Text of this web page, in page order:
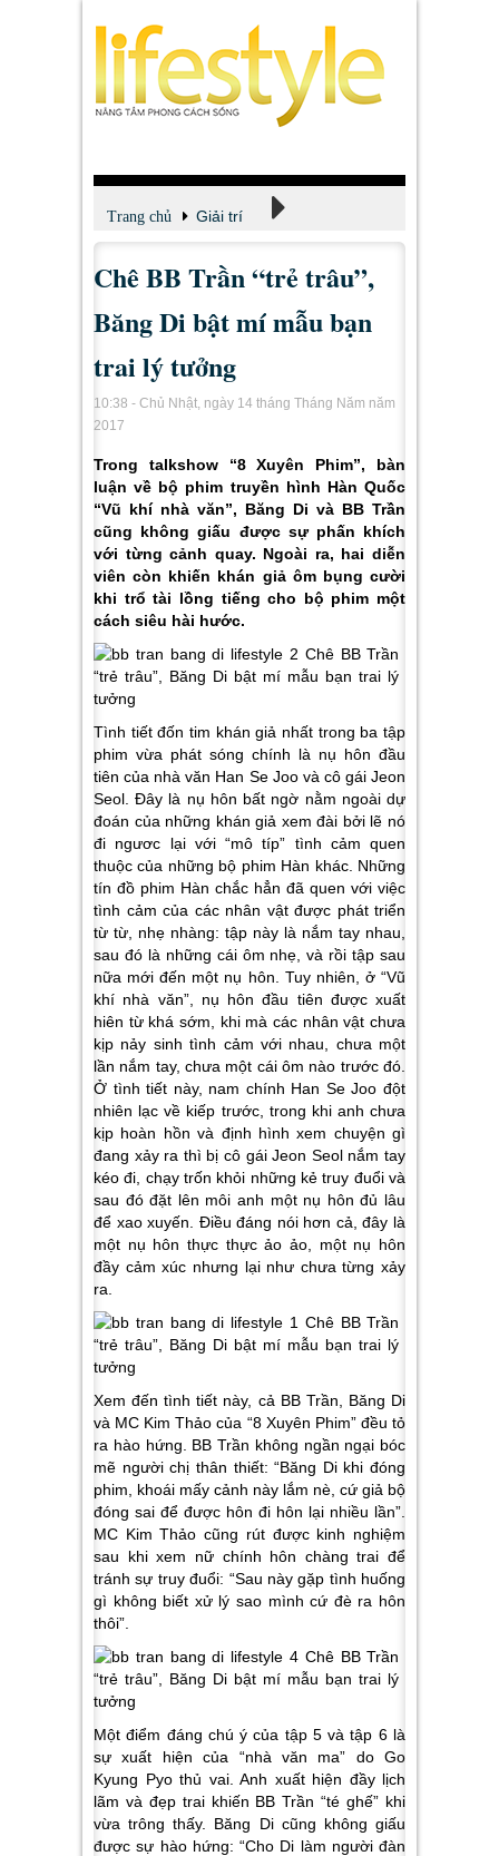
Trang chủ Giải trí
Xem - Nghe - Đọc
Chê BB Trần “trẻ trâu”,
Băng Di bật mí mẫu bạn
trai lý tưởng
10:38 - Chủ Nhật, ngày 14 tháng Tháng Năm năm
2017
Trong talkshow “8 Xuyên Phim”, bàn
luận về bộ phim truyền hình Hàn Quốc
“Vũ khí nhà văn”, Băng Di và BB Trần
cũng không giấu được sự phấn khích
với từng cảnh quay. Ngoài ra, hai diễn
viên còn khiến khán giả ôm bụng cười
khi trổ tài lồng tiếng cho bộ phim một
cách siêu hài hước.
Tình tiết đốn tim khán giả nhất trong ba tập
phim vừa phát sóng chính là nụ hôn đầu
tiên của nhà văn Han Se Joo và cô gái Jeon
Seol. Đây là nụ hôn bất ngờ nằm ngoài dự
đoán của những khán giả xem đài bởi lẽ nó
đi ngươc lại với “mô típ” tình cảm quen
thuộc của những bộ phim Hàn khác. Những
tín đồ phim Hàn chắc hẳn đã quen với việc
tình cảm của các nhân vật được phát triển
từ từ, nhẹ nhàng: tập này là nắm tay nhau,
sau đó là những cái ôm nhẹ, và rồi tập sau
nữa mới đến một nụ hôn. Tuy nhiên, ở “Vũ
khí nhà văn”, nụ hôn đầu tiên được xuất
hiên từ khá sớm, khi mà các nhân vật chưa
kịp nảy sinh tình cảm với nhau, chưa một
lần nắm tay, chưa một cái ôm nào trước đó.
Ở tình tiết này, nam chính Han Se Joo đột
nhiên lạc về kiếp trước, trong khi anh chưa
kịp hoàn hồn và định hình xem chuyện gì
đang xảy ra thì bị cô gái Jeon Seol nắm tay
kéo đi, chạy trốn khỏi những kẻ truy đuổi và
sau đó đặt lên môi anh một nụ hôn đủ lâu
để xao xuyến. Điều đáng nói hơn cả, đây là
một nụ hôn thực thực ảo ảo, một nụ hôn
đầy cảm xúc nhưng lại như chưa từng xảy
ra.
Xem đến tình tiết này, cả BB Trần, Băng Di
và MC Kim Thảo của “8 Xuyên Phim” đều tỏ
ra hào hứng. BB Trần không ngần ngại bóc
mẽ người chị thân thiết: “Băng Di khi đóng
phim, khoái mấy cảnh này lắm nè, cứ giả bộ
đóng sai để được hôn đi hôn lại nhiều lần”.
MC Kim Thảo cũng rút được kinh nghiệm
sau khi xem nữ chính hôn chàng trai để
tránh sự truy đuổi: “Sau này gặp tình huống
gì không biết xử lý sao mình cứ đè ra hôn
thôi”.
Một điểm đáng chú ý của tập 5 và tập 6 là
sự xuất hiện của “nhà văn ma” do Go
Kyung Pyo thủ vai. Anh xuất hiện đầy lịch
lãm và đẹp trai khiến BB Trần “té ghế” khi
vừa trông thấy. Băng Di cũng không giấu
được sự hào hứng: “Cho Di làm người đàn